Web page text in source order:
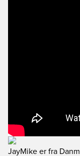
JayMike er fra